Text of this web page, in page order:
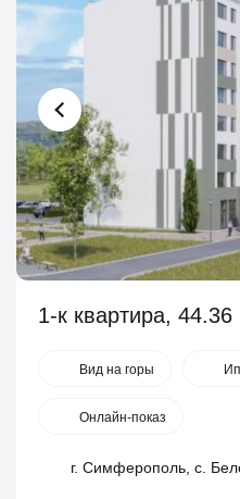
1-к квартира, 44.36
Вид на горы
Онлайн-показ
г. Симферополь, с.